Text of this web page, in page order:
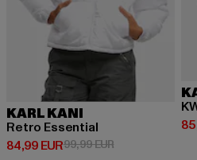
KARL KANI
Retro Essential
84,99 EUR
Derzeitiger Preis: 84,99 EUR
99,99 EURAktionspreis: